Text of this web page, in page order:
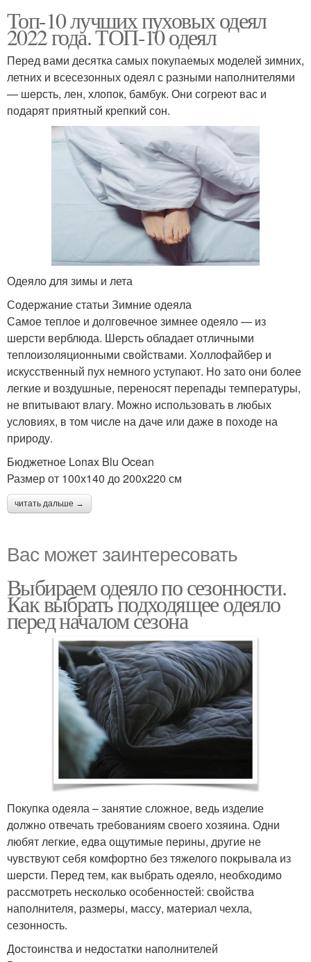
Топ-10 лучших пуховых одеял
2022 года. ТОП-10 одеял
Перед вами десятка самых покупаемых моделей зимних,
летних и всесезонных одеял с разными наполнителями
— шерсть, лен, хлопок, бамбук. Они согреют вас и
подарят приятный крепкий сон.
Одеяло для зимы и лета
Содержание статьи Зимние одеяла
Самое теплое и долговечное зимнее одеяло — из
шерсти верблюда. Шерсть обладает отличными
теплоизоляционными свойствами. Холлофайбер и
искусственный пух немного уступают. Но зато они более
легкие и воздушные, переносят перепады температуры,
не впитывают влагу. Можно использовать в любых
условиях, в том числе на даче или даже в походе на
природу.
Бюджетное Lonax Blu Ocean
Размер от 100х140 до 200х220 см
читать дальше →
Вас может заинтересовать
Выбираем одеяло по сезонности.
Как выбрать подходящее одеяло
перед началом сезона
Покупка одеяла – занятие сложное, ведь изделие
должно отвечать требованиям своего хозяина. Одни
любят легкие, едва ощутимые перины, другие не
чувствуют себя комфортно без тяжелого покрывала из
шерсти. Перед тем, как выбрать одеяло, необходимо
рассмотреть несколько особенностей: свойства
наполнителя, размеры, массу, материал чехла,
сезонность.
Достоинства и недостатки наполнителей